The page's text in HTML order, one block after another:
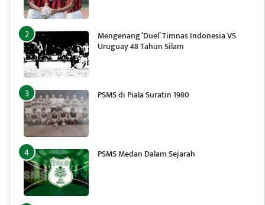
Mengenang ‘Duel’ Timnas Indonesia VS
Uruguay 48 Tahun Silam
PSMS di Piala Suratin 1980
PSMS Medan Dalam Sejarah